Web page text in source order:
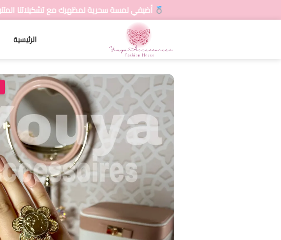
أضيفي لمسة سحرية لمظهرك مع تشكيلاتنا المتنوعة من المجوهرات
الرئيسية